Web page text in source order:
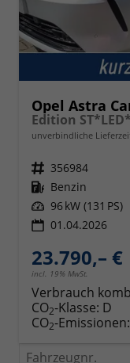
Opel Astra
Edition
unverbindliche
Fahrzeugnr. 356984
Kraftstoff Benzin
Leistung 96 kW (131 PS)
01.04.2026
23.790,– €
incl. 19% MwSt.
Verbrauch
CO2-Klasse: D
CO2-Emissionen:
Fahrzeugnr.